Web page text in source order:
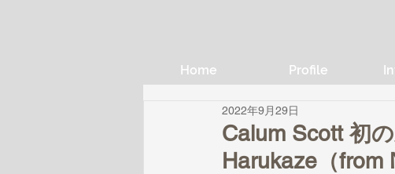
Home Profile
Calum Scott 初
Harukaze（from
2022年9月29日